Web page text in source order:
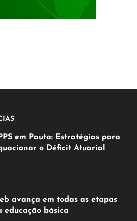
em Pauta: Estratégias para
o Déficit Atuarial
avança em todas as etapas
educação básica